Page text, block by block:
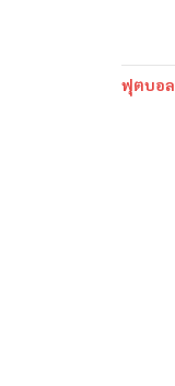
ฟุตบอล